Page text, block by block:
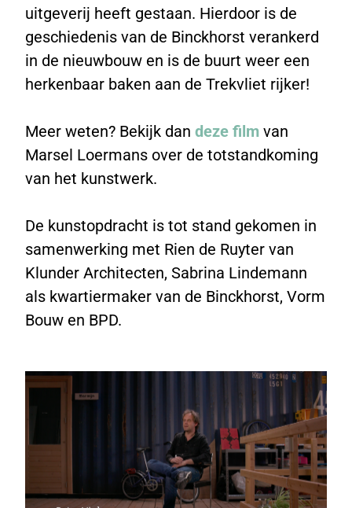
uitgeverij heeft gestaan. Hierdoor is de
geschiedenis van de Binckhorst verankerd
in de nieuwbouw en is de buurt weer een
herkenbaar baken aan de Trekvliet rijker!
Meer weten? Bekijk dandeze film van
Marsel Loermans over de totstandkoming
van het kunstwerk.
De kunstopdracht is tot stand gekomen in
samenwerking met Rien de Ruyter van
Klunder Architecten, Sabrina Lindemann
als kwartiermaker van de Binckhorst, Vorm
Bouw en BPD.